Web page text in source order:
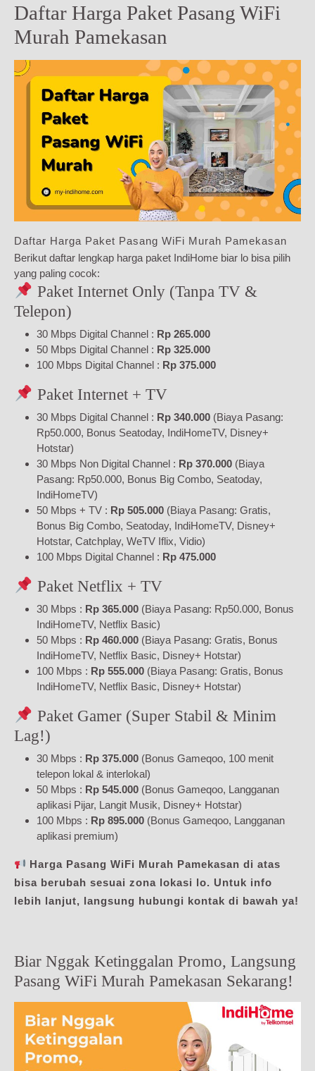
Daftar Harga Paket Pasang WiFi
Murah Pamekasan
Daftar Harga Paket Pasang WiFi Murah Pamekasan
Berikut daftar lengkap harga paket IndiHome biar lo bisa pilih
yang paling cocok:
Paket Internet Only (Tanpa TV &
Telepon)
30 Mbps Digital Channel : Rp 265.000
50 Mbps Digital Channel : Rp 325.000
100 Mbps Digital Channel : Rp 375.000
Paket Internet + TV
30 Mbps Digital Channel : Rp 340.000 (Biaya Pasang:
Rp50.000, Bonus Seatoday, IndiHomeTV, Disney+
Hotstar)
30 Mbps Non Digital Channel : Rp 370.000 (Biaya
Pasang: Rp50.000, Bonus Big Combo, Seatoday,
IndiHomeTV)
50 Mbps + TV : Rp 505.000 (Biaya Pasang: Gratis,
Bonus Big Combo, Seatoday, IndiHomeTV, Disney+
Hotstar, Catchplay, WeTV Iflix, Vidio)
100 Mbps Digital Channel : Rp 475.000
Paket Netflix + TV
30 Mbps : Rp 365.000 (Biaya Pasang: Rp50.000, Bonus
IndiHomeTV, Netflix Basic)
50 Mbps : Rp 460.000 (Biaya Pasang: Gratis, Bonus
IndiHomeTV, Netflix Basic, Disney+ Hotstar)
100 Mbps : Rp 555.000 (Biaya Pasang: Gratis, Bonus
IndiHomeTV, Netflix Basic, Disney+ Hotstar)
Paket Gamer (Super Stabil & Minim
Lag!)
30 Mbps : Rp 375.000 (Bonus Gameqoo, 100 menit
telepon lokal & interlokal)
50 Mbps : Rp 545.000 (Bonus Gameqoo, Langganan
aplikasi Pijar, Langit Musik, Disney+ Hotstar)
100 Mbps : Rp 895.000 (Bonus Gameqoo, Langganan
aplikasi premium)
Harga Pasang WiFi Murah Pamekasan di atas
bisa berubah sesuai zona lokasi lo. Untuk info
lebih lanjut, langsung hubungi kontak di bawah ya!
Biar Nggak Ketinggalan Promo, Langsung
Pasang WiFi Murah Pamekasan Sekarang!